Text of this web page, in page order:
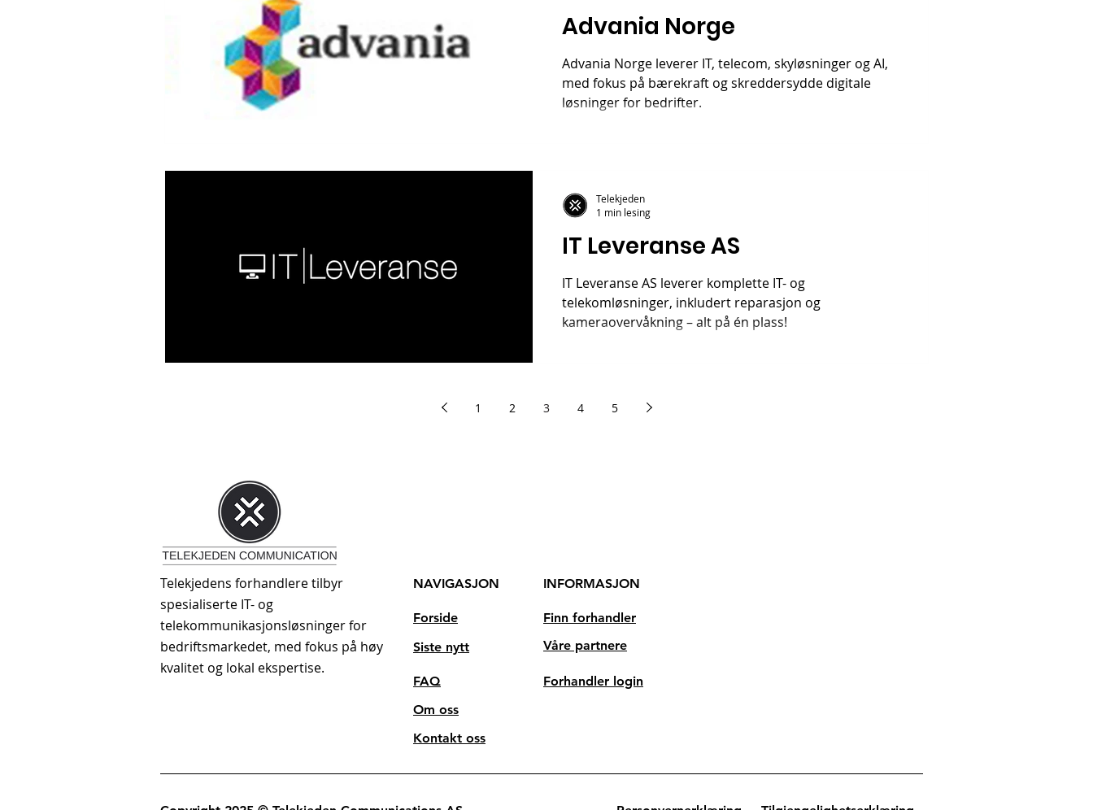
Advania Norge
Advania Norge leverer IT, telecom, skyløsninger og AI,
med fokus på bærekraft og skreddersydde digitale
løsninger for bedrifter.
IT Leveranse AS
IT Leveranse AS leverer komplette IT- og
telekomløsninger, inkludert reparasjon og
kameraovervåkning – alt på én plass!
Telekjeden
1 min lesing
1 2 3 4 5
Telekjedens forhandlere tilbyr
spesialiserte IT- og
telekommunikasjonsløsninger for
bedriftsmarkedet, med fokus på høy
kvalitet og lokal ekspertise.
NAVIGASJON INFORMASJON
Forside
Siste nytt
Finn forhandler
Våre partnere
FAQ
Forhandler login
Om oss
Kontakt oss